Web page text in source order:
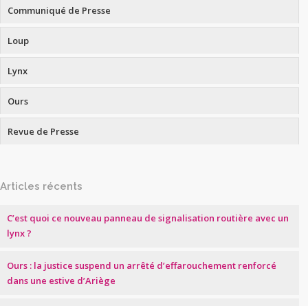
Communiqué de Presse
Loup
Lynx
Ours
Revue de Presse
Articles récents
C’est quoi ce nouveau panneau de signalisation routière avec un
lynx ?
Ours : la justice suspend un arrêté d’effarouchement renforcé
dans une estive d’Ariège